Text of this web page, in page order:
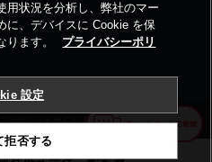
ーポレートサイト Cookie設定
用状況を分析し、弊社のマー
に、デバイスに Cookie を保
ります。
プライバシーポリ
設定
拒否する